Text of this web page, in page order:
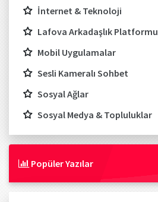
İnternet & Teknoloji
Lafova Arkadaşlık Platformu
Mobil Uygulamalar
Sesli Kameralı Sohbet
Sosyal Ağlar
Sosyal Medya & Topluluklar
Popüler Yazılar